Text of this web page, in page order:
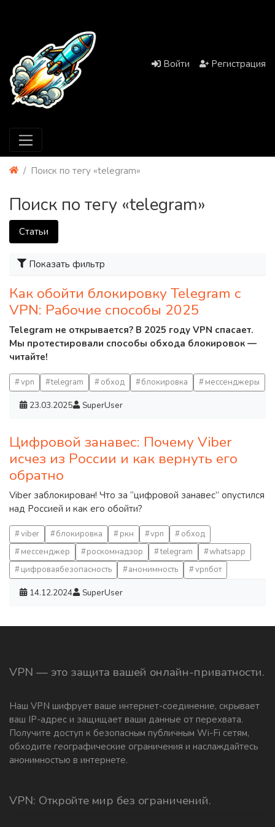
Войти Регистрация
Поиск по тегу «telegram»
Поиск по тегу «telegram»
Статьи
Показать фильтр
Как обойти блокировку Telegram с
VPN: Рабочие способы 2025
Telegram не открывается? В 2025 году VPN спасает.
Мы протестировали способы обхода блокировок —
читайте!
vpn telegram обход блокировка мессенджеры
23.03.2025 SuperUser
Цифровой занавес: Почему Viber
исчез из России и как вернуть его
обратно
Viber заблокирован! Что за “цифровой занавес” опустился
над Россией и как его обойти?
viber блокировка ркн vpn
обход
мессенджер
роскомнадзор telegram
whatsapp
цифроваябезопасность
анонимность vpnбот
14.12.2024 SuperUser
VPN — это защита вашей онлайн-приватности.
Наш VPN шифрует ваше интернет-соединение, скрывает
ваш IP-адрес и защищает ваши данные от перехвата.
Получите доступ к безопасным публичным Wi-Fi сетям,
обходите географические ограничения и наслаждайтесь
анонимностью в интернете.
VPN: Откройте мир без ограничений.